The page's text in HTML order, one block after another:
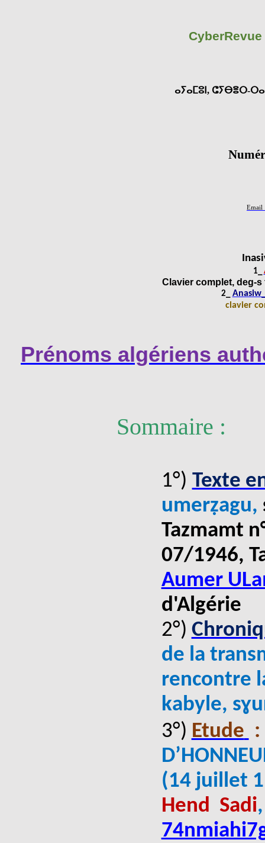
ⴰⵢⴰⵎⵓⵏ , ⵛⵢⴱⴻⵔ-
Email
1_
Clavier complet, deg-s
2_
clavier
Prénoms algériens
Sommaire :
1°) Texte
umerẓagu,
Tazmamt
07/1946,
Aumer
d'Algérie
2°)
de la
rencontre
kabyle,
3°) Etude :
(14 juillet
Hend Sadi